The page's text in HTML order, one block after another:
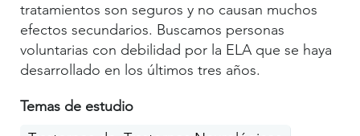
tratamientos son seguros y no causan muchos
efectos secundarios. Buscamos personas
voluntarias con debilidad por la ELA que se haya
desarrollado en los últimos tres años.
Temas de estudio